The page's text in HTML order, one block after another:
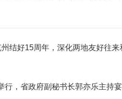
好15周年，深化两地友好往来
省政府副秘书长郭亦乐主持宴